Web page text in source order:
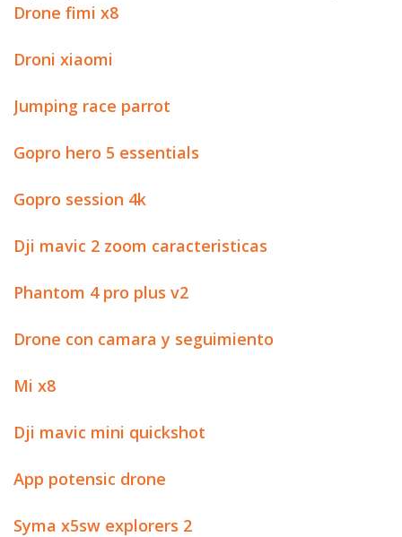
Drone fimi x8
Droni xiaomi
Jumping race parrot
Gopro hero 5 essentials
Gopro session 4k
Dji mavic 2 zoom caracteristicas
Phantom 4 pro plus v2
Drone con camara y seguimiento
Mi x8
Dji mavic mini quickshot
App potensic drone
Syma x5sw explorers 2